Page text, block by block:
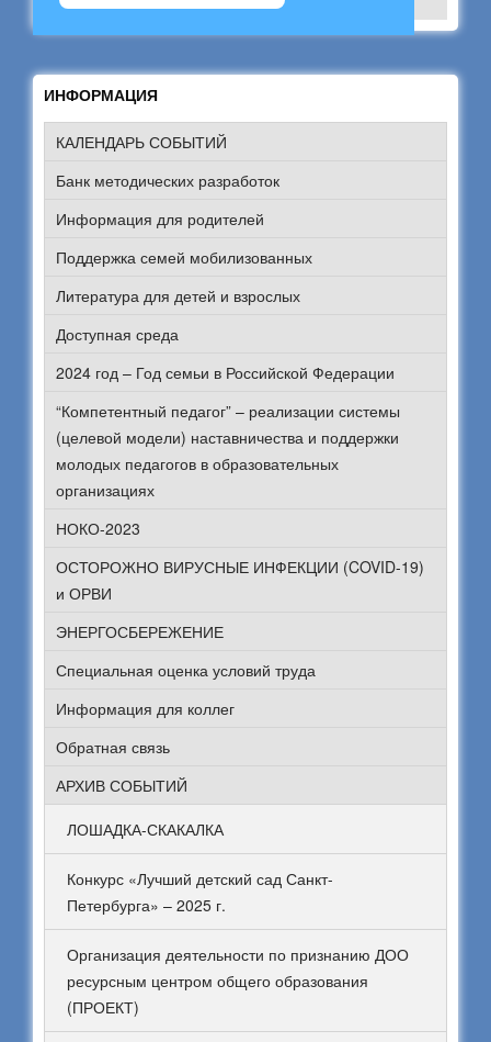
ИНФОРМАЦИЯ
КАЛЕНДАРЬ СОБЫТИЙ
Банк методических разработок
Информация для родителей
Поддержка семей мобилизованных
Литература для детей и взрослых
Доступная среда
2024 год – Год семьи в Российской Федерации
“Компетентный педагог” – реализации системы
(целевой модели) наставничества и поддержки
молодых педагогов в образовательных
организациях
НОКО-2023
ОСТОРОЖНО ВИРУСНЫЕ ИНФЕКЦИИ (COVID-19)
и ОРВИ
ЭНЕРГОСБЕРЕЖЕНИЕ
Специальная оценка условий труда
Информация для коллег
Обратная связь
АРХИВ СОБЫТИЙ
ЛОШАДКА-СКАКАЛКА
Конкурс «Лучший детский сад Санкт-
Петербурга» – 2025 г.
Организация деятельности по признанию ДОО
ресурсным центром общего образования
(ПРОЕКТ)